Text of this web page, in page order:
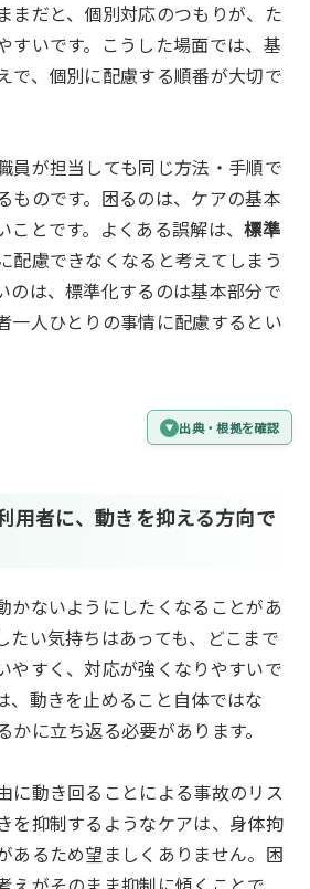
まだと、個別対応のつもりが、た
すいです。こうした場面では、基
で、個別に配慮する順番が大切で
員が担当しても同じ方法・手順で
ものです。困るのは、ケアの基本
ことです。よくある誤解は、標準
配慮できなくなると考えてしまう
のは、標準化するのは基本部分で
一人ひとりの事情に配慮するとい
出典・根拠を確認
用者に、動きを抑える方向で
かないようにしたくなることがあ
たい気持ちはあっても、どこまで
やすく、対応が強くなりやすいで
、動きを止めること自体ではな
かに立ち返る必要があります。
に動き回ることによる事故のリス
を抑制するようなケアは、身体拘
あるため望ましくありません。困